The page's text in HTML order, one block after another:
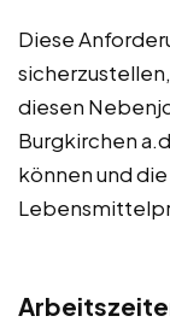
Diese
diesen
Burgkirchen
können und